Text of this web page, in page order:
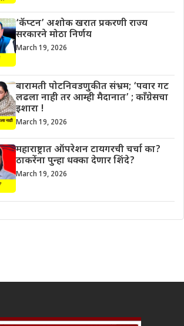
‘कॅप्टन’ अशोक खरात प्रकरणी राज्य
सरकारने मोठा निर्णय
March 19, 2026
बारामती पोटनिवडणुकीत संभ्रम; ‘पवार गट
लढला नाही तर आम्ही मैदानात’ ; काँग्रेसचा
इशारा !
March 19, 2026
महाराष्ट्रात ऑपरेशन टायगरची चर्चा का?
ठाकरेंना पुन्हा धक्का देणार शिंदे?
March 19, 2026